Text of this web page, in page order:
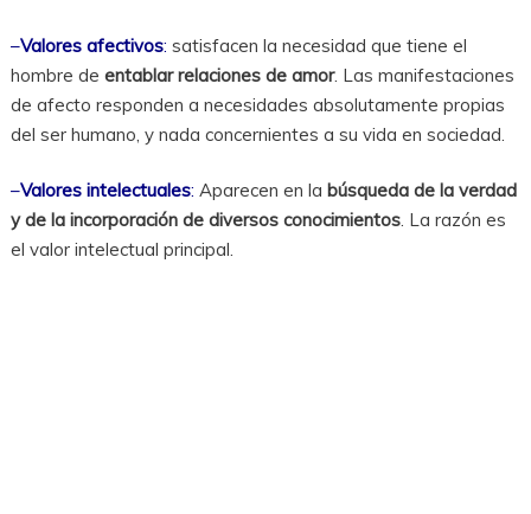
–Valores afectivos: satisfacen la necesidad que tiene el
hombre de entablar relaciones de amor. Las manifestaciones
de afecto responden a necesidades absolutamente propias
del ser humano, y nada concernientes a su vida en sociedad.
–Valores intelectuales: Aparecen en la búsqueda de la verdad
y de la incorporación de diversos conocimientos. La razón es
el valor intelectual principal.